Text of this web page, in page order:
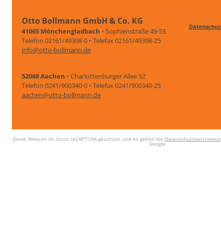
Otto Bollmann GmbH & Co. KG
41065 Mönchengladbach • Sophienstraße 49-53
Telefon 02161/49398-0 • Telefax 02161/49398-25
info@otto-bollmann.de
52068 Aachen • Charlottenburger Allee 52
Telefon 0241/900340-0 • Telefax 0241/900340-25
aachen@otto-bollmann.de
Diese Website ist durch reCAPTCHA geschützt und es gelten die
Google.